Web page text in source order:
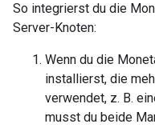
So integrierst du die
Server-Knoten:
Wenn du die
installierst, die
verwendet, z. B.
musst du beide